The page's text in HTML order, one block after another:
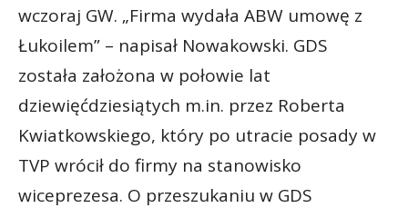
wczoraj GW. „Firma wydała ABW umowę z
Łukoilem” – napisał Nowakowski. GDS
została założona w połowie lat
dziewięćdziesiątych m.in. przez Roberta
Kwiatkowskiego, który po utracie posady w
TVP wrócił do firmy na stanowisko
wiceprezesa. O przeszukaniu w GDS